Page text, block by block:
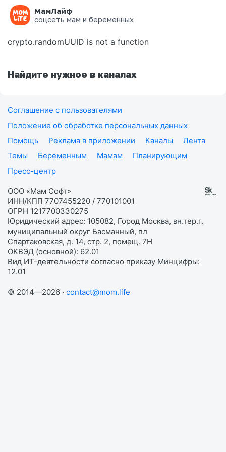
МамЛайф
соцсеть мам и беременных
Ошибка на странице
crypto.randomUUID is not a function
Найдите нужное в каналах
Соглашение с пользователями
Положение об обработке персональных данных
Помощь
Реклама в приложении Каналы
Лента
Темы
Беременным Мамам
Планирующим
Пресс-центр
ООО «Мам Софт»
ИНН/КПП 7707455220 / 770101001
ОГРН 1217700330275
Юридический адрес: 105082, Город Москва, вн.тер.г.
муниципальный округ Басманный, пл
Спартаковская, д. 14, стр. 2, помещ. 7Н
ОКВЭД (основной): 62.01
Вид ИТ-деятельности согласно приказу Минцифры:
12.01
© 2014—2026 · contact@mom.life